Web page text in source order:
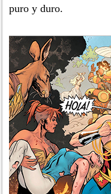
puro y duro.